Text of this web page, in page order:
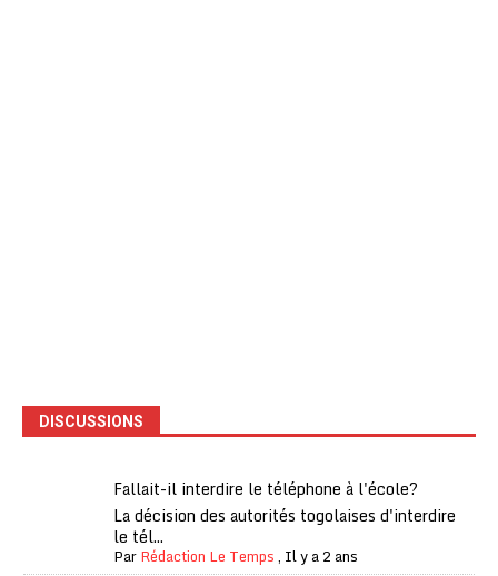
DISCUSSIONS
Fallait-il interdire le téléphone à l'école?
La décision des autorités togolaises d'interdire
le tél...
ParRédaction Le Temps, Il y a 2 ans